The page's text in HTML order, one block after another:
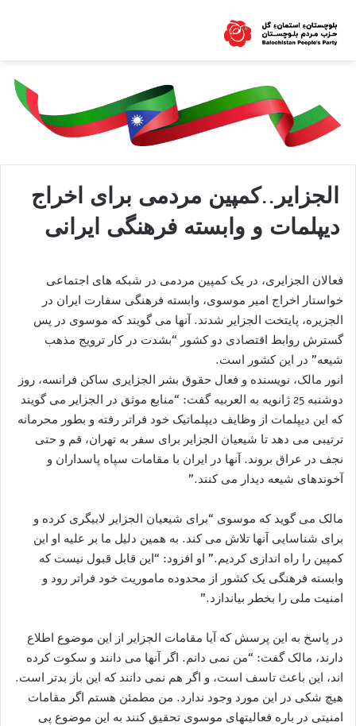
الجزایر..کمپین مردمی برای اخراج
دیپلمات و وابسته فرهنگی ایرانی
فعالان الجزایری، در یک کمپین مردمی در شبکه های اجتماعی
خواستار اخراج امیر موسوی، وابسته فرهنگی سفارت ایران در
الجزیره، پایتخت الجزایر شدند. آنها می گویند که موسوی در پس
گسترش روابط اقتصادی دو کشور “بشدت در کار ترویج مذهب
شیعه” در این کشور است.
انور مالک، نویسنده و فعال حقوق بشر الجزایری ساکن فرانسه، روز
دوشنبه 25 ژانویه به العربیه گفت: “منابع موثق در الجزایر می گویند
که این دیپلمات از وظایف دیپلماتیک خود فراتر رفته و بطور محرمانه
ترتیبی می دهد تا شیعیان الجزایر برای سفر به تهران، قم و حتی
نجف در عراق بروند. آنها در ایران با مقامات سپاه پاسداران و
آخوندهای شیعه دیدار می کنند.”
مالک می گوید که موسوی “برای شیعیان الجزایر لابیگری کرده و
برای شناسایی آنها تلاش می کند. به همین دلیل ما بر علیه او این
کمپین را راه اندازی کردیم.” او افزود: “این قابل قبول نیست که
وابسته فرهنگی یک کشور از محدوده ماموریت خود فراتر رود و
امنیت ملی را بخطر بیاندازد.”
در پاسخ به این پرسش که آیا مقامات الجزایر از این موضوع اطلاع
دارند، مالک گفت: “من نمی دانم. اگر آنها می دانند و سکوت کرده
اند، این باعث تاسف است، و اگر هم نمی دانند که این باز بدتر است.
هیچ شکی در این مورد وجود ندارد. من مطمئن هستم اگر مقامات
امنیتی در باره فعالیتهای موسوی تحقیق کنند به این موضوع پی